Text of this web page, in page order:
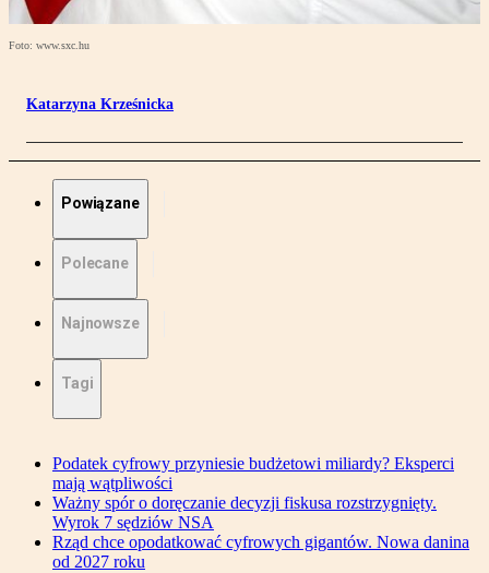
Foto: www.sxc.hu
Katarzyna Krześnicka
Powiązane
Polecane
Najnowsze
Tagi
Podatek cyfrowy przyniesie budżetowi miliardy? Eksperci
mają wątpliwości
Ważny spór o doręczanie decyzji fiskusa rozstrzygnięty.
Wyrok 7 sędziów NSA
Rząd chce opodatkować cyfrowych gigantów. Nowa danina
od 2027 roku